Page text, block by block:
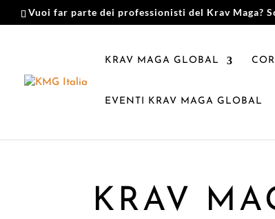
Vuoi far parte dei professionisti del Krav Maga?
KRAV MAGA GLOBAL
EVENTI KRAV MAGA GLOBAL
KRAV